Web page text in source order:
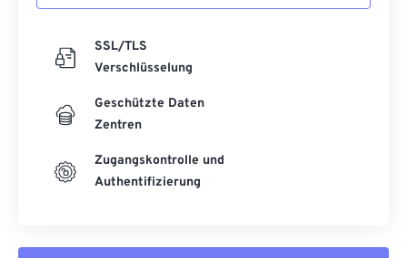
SSL/TLS
Verschlüsselung
Geschützte Daten
Zentren
Zugangskontrolle und
Authentifizierung